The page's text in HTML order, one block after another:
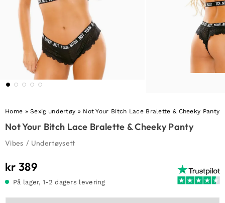
Home »Sexig undertøy » Not Your Bitch Lace Bralette & Cheeky Panty
Not Your Bitch Lace Bralette & Cheeky Panty
Vibes / Undertøysett
kr389
På lager, 1-2 dagers levering